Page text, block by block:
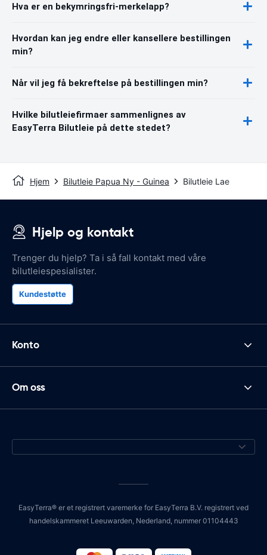
Hva er en bekymringsfri-merkelapp?
Hvordan kan jeg endre eller kansellere bestillingen
min?
Når vil jeg få bekreftelse på bestillingen min?
Hvilke bilutleiefirmaer sammenlignes av
EasyTerra Bilutleie på dette stedet?
Hjem Bilutleie Papua Ny - Guinea Bilutleie Lae
Hjelp og kontakt
Trenger du hjelp? Ta i så fall kontakt med våre
bilutleiespesialister.
Kundestøtte
Konto
Om oss
EasyTerra® er et registrert varemerke for EasyTerra B.V. registrert ved
handelskammeret Leeuwarden, Nederland, nummer 01104443